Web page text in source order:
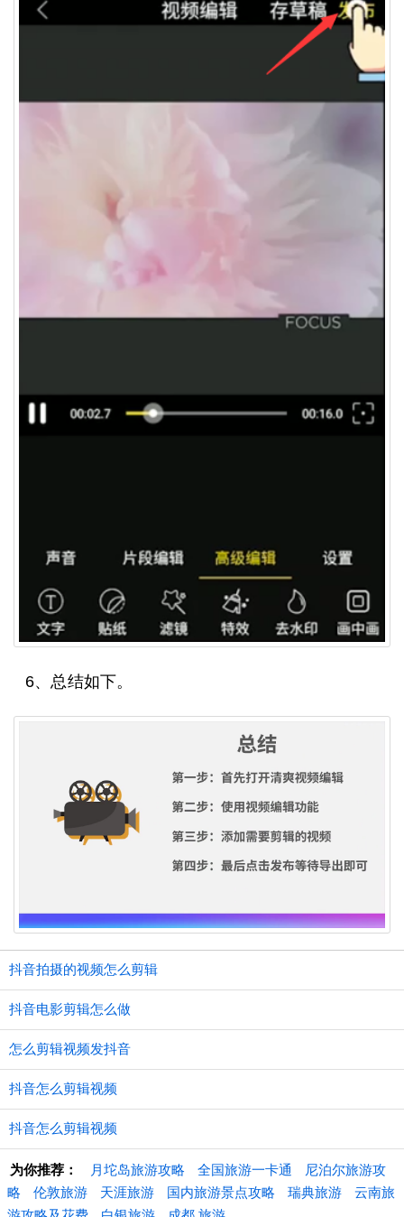
6、总结如下。
抖音拍摄的视频怎么剪辑
抖音电影剪辑怎么做
怎么剪辑视频发抖音
抖音怎么剪辑视频
抖音怎么剪辑视频
为你推荐： 月坨岛旅游攻略 全国旅游一卡通
尼泊尔旅游攻
略
伦敦旅游 天涯旅游 国内旅游景点攻略 瑞典旅游
云南旅